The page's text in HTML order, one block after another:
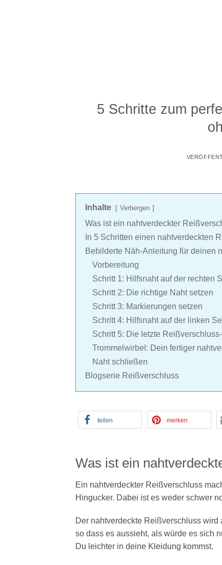
5 Schritte zum
Inhalte Verbergen
Was ist ein nahtverdeckter
In 5 Schritten einen nahtverdeckten
Bebilderte Näh-Anleitung für deinen
Vorbereitung
Schritt 1: Hilfsnaht auf der rechten
Schritt 2: Die richtige Naht setzen
Schritt 3: Markierungen setzen
Schritt 4: Hilfsnaht auf der linken
Schritt 5: Die letzte
Trommelwirbel: Dein fertiger
Naht schließen
Blogserie Reißverschluss
teilen merken
Was ist ein
Ein nahtverdeckter Reißverschluss
Hingucker. Dabei ist es weder schwer
Der nahtverdeckte Reißverschluss
so dass es aussieht, als würde es sich
Du leichter in deine Kleidung kommst.